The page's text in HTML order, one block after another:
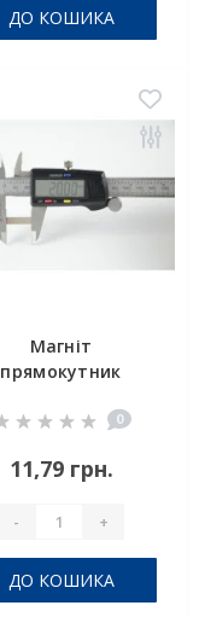
ДО КОШИКА
Магніт
прямокутник
0
11,79 грн.
- +
ДО КОШИКА